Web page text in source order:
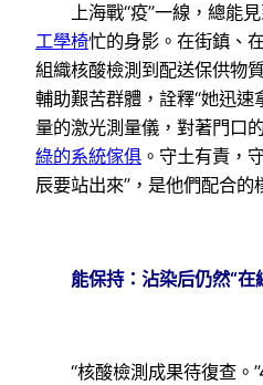
上海戰“疫”一線，總能見
工學椅忙的身影。在街鎮、
組織核酸檢測到配送保供物
輔助艱苦群體，詮釋“她迅
量的激光測量儀，對著門口
綠的系統傢俱 。守土有責，
辰要站出來”，是他們配合的
能保持：沾染后仍然“在
“核酸檢測成果待復查。